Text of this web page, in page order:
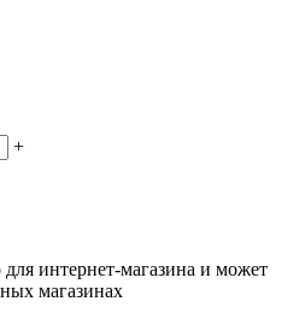
+
интернет-магазина и может
магазинах